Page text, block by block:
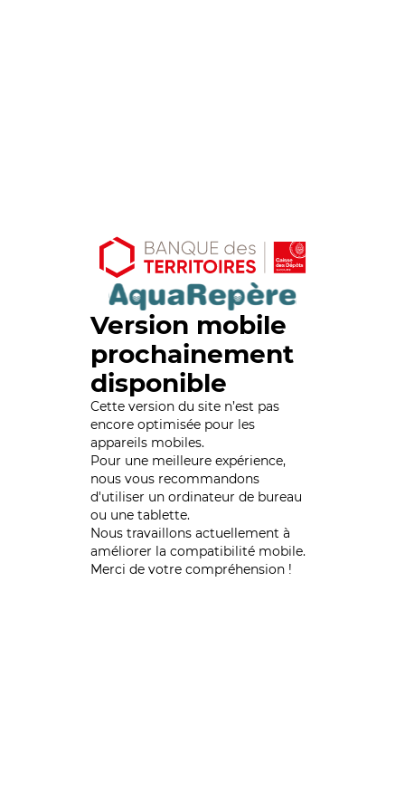
Version mobile
prochainement
disponible
Cette version du site n’est pas
encore optimisée pour les
appareils mobiles.
Pour une meilleure expérience,
nous vous recommandons
d'utiliser un ordinateur de bureau
ou une tablette.
Nous travaillons actuellement à
améliorer la compatibilité mobile.
Merci de votre compréhension !